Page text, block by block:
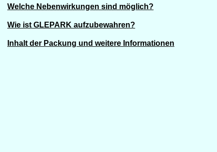
Welche Nebenwirkungen sind möglich?
Wie ist GLEPARK aufzubewahren?
Inhalt der Packung und weitere Informationen